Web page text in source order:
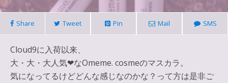
Share Tweet Pin Mail SMS
Cloud9に入荷以来、
大・大・大人気❤︎なOmeme. cosmeのマスカラ。
気になってるけどどんな感じなのかな？って方は是非ご